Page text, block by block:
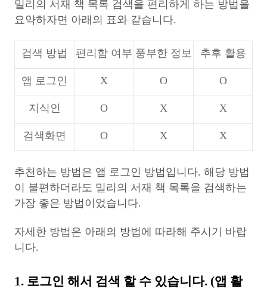
밀리의 서재 책 목록 검색을 편리하게 하는 방법을
요약하자면 아래의 표와 같습니다.
검색 방법 편리함 여부 풍부한 정보 추후 활용
앱 로그인 X O O
지식인 O X X
검색화면 O X X
추천하는 방법은 앱 로그인 방법입니다. 해당 방법
이 불편하더라도 밀리의 서재 책 목록을 검색하는
가장 좋은 방법이었습니다.
자세한 방법은 아래의 방법에 따라해 주시기 바랍
니다.
1. 로그인 해서 검색 할 수 있습니다. (앱 활